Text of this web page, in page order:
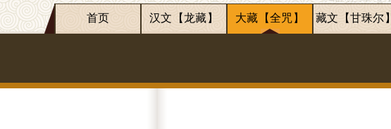
首页 汉文【龙藏】 大藏【全咒】 藏文【甘珠尔】